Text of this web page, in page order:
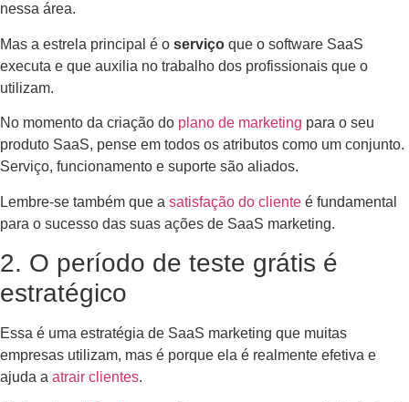
nessa área.
Mas a estrela principal é o serviço que o software SaaS
executa e que auxilia no trabalho dos profissionais que o
utilizam.
No momento da criação do plano de marketing para o seu
produto SaaS, pense em todos os atributos como um conjunto.
Serviço, funcionamento e suporte são aliados.
Lembre-se também que a satisfação do cliente é fundamental
para o sucesso das suas ações de SaaS marketing.
2. O período de teste grátis é
estratégico
Essa é uma estratégia de SaaS marketing que muitas
empresas utilizam, mas é porque ela é realmente efetiva e
ajuda a atrair clientes.